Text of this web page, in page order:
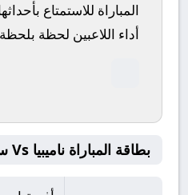
المباراة للاستمتاع
أداء اللاعبين لحظة
بطاقة المباراة ناميبيا Vs ساو تومي